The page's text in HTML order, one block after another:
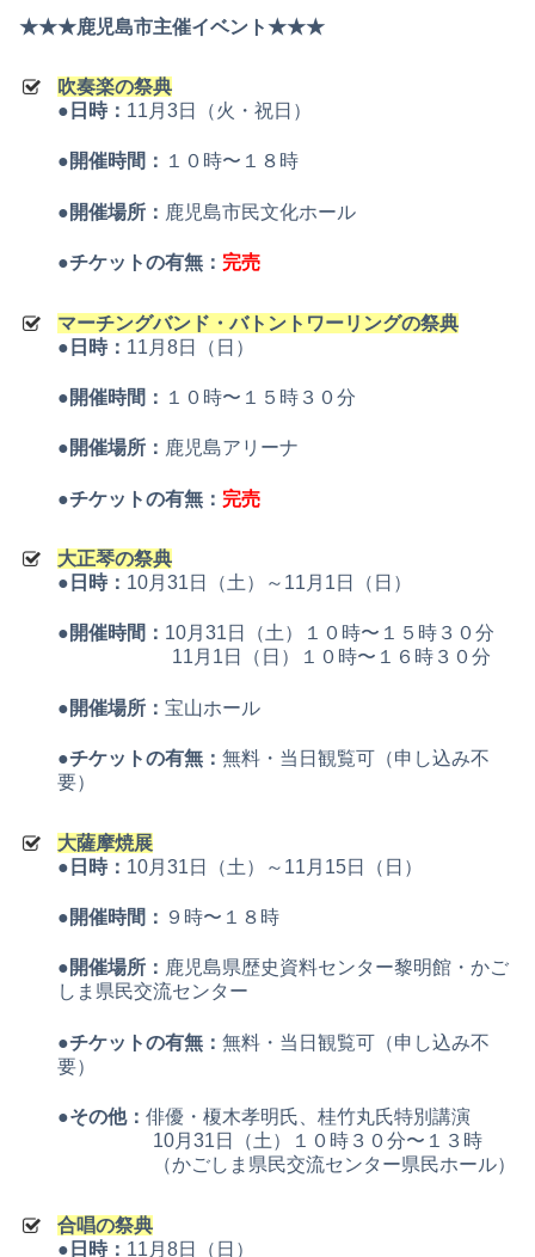
★★★鹿児島市主催イベント★★★
吹奏楽の祭典
●日時： 11月3日（火・祝日）
●開催時間： １０時〜１８時
●開催場所： 鹿児島市民文化ホール
●チケットの有無： 完売
マーチングバンド・バトントワーリングの祭典
●日時： 11月8日（日）
●開催時間： １０時〜１５時３０分
●開催場所： 鹿児島アリーナ
●チケットの有無： 完売
大正琴の祭典
●日時： 10月31日（土）～11月1日（日）
●開催時間： 10月31日（土）１０時〜１５時３０分
11月1日（日）１０時〜１６時３０分
●開催場所： 宝山ホール
●チケットの有無： 無料・当日観覧可（申し込み不
要）
大薩摩焼展
●日時： 10月31日（土）～11月15日（日）
●開催時間： ９時〜１８時
●開催場所： 鹿児島県歴史資料センター黎明館・かご
しま県民交流センター
●チケットの有無： 無料・当日観覧可（申し込み不
要）
●その他： 俳優・榎木孝明氏、桂竹丸氏特別講演
10月31日（土）１０時３０分〜１３時
（かごしま県民交流センター県民ホール）
合唱の祭典
●日時： 11月8日（日）